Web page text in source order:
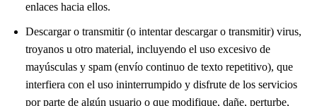
enlaces hacia ellos.
Descargar o transmitir (o intentar descargar o transmitir) virus,
troyanos u otro material, incluyendo el uso excesivo de
mayúsculas y spam (envío continuo de texto repetitivo), que
interfiera con el uso ininterrumpido y disfrute de los servicios
por parte de algún usuario o que modifique, dañe, perturbe,